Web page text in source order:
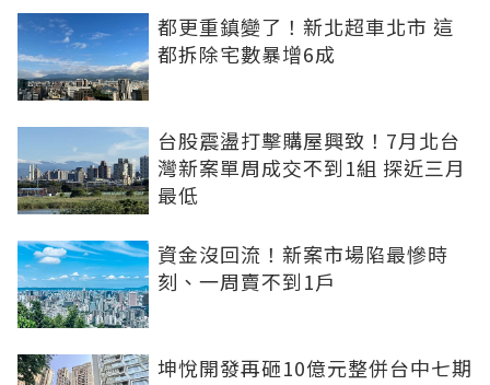
都更重鎮變了！新北超車北市 這
都拆除宅數暴增6成
台股震盪打擊購屋興致！7月北台
灣新案單周成交不到1組 探近三月
最低
資金沒回流！新案市場陷最慘時
刻、一周賣不到1戶
坤悅開發再砸10億元整併台中七期